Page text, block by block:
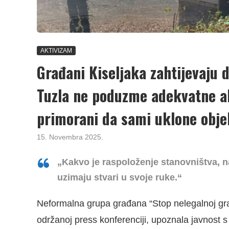
AKTIVIZAM
Građani Kiseljaka zahtijevaju
Tuzla ne poduzme
primorani da sami uklone
15. Novembra 2025.
„Kakvo je raspoloženje stanovništva,
uzimaju stvari u svoje ruke.“
Neformalna grupa građana “Stop nelegalnoj
održanoj press konferenciji, upoznala javnost